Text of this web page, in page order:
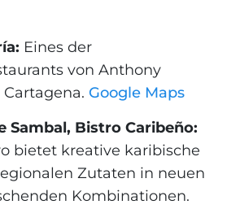
Eines der
von Anthony
Google Maps
Sambal, Bistro Caribeño:
bietet kreative karibische
Zutaten in neuen
Kombinationen.